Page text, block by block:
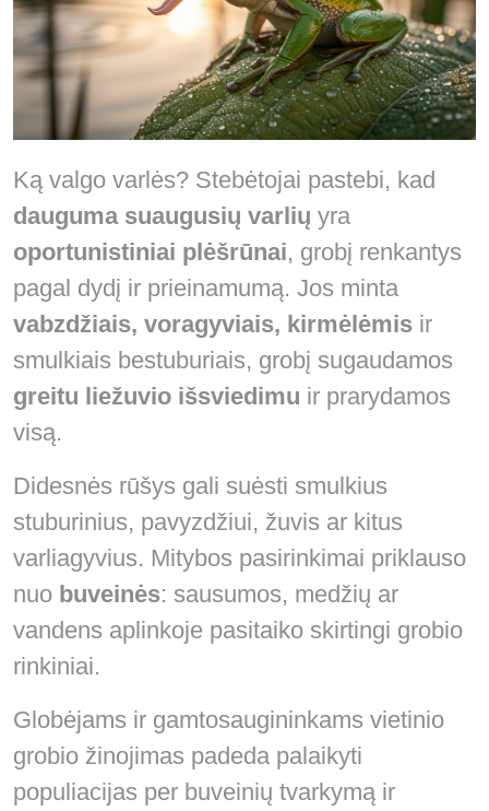
Ką valgo varlės? Stebėtojai pastebi, kad
dauguma suaugusių varlių yra
oportunistiniai plėšrūnai, grobį renkantys
pagal dydį ir prieinamumą. Jos minta
vabzdžiais, voragyviais, kirmėlėmis ir
smulkiais bestuburiais, grobį sugaudamos
greitu liežuvio išsviedimu ir prarydamos
visą.
Didesnės rūšys gali suėsti smulkius
stuburinius, pavyzdžiui, žuvis ar kitus
varliagyvius. Mitybos pasirinkimai priklauso
nuo buveinės: sausumos, medžių ar
vandens aplinkoje pasitaiko skirtingi grobio
rinkiniai.
Globėjams ir gamtosaugininkams vietinio
grobio žinojimas padeda palaikyti
populiacijas per buveinių tvarkymą ir